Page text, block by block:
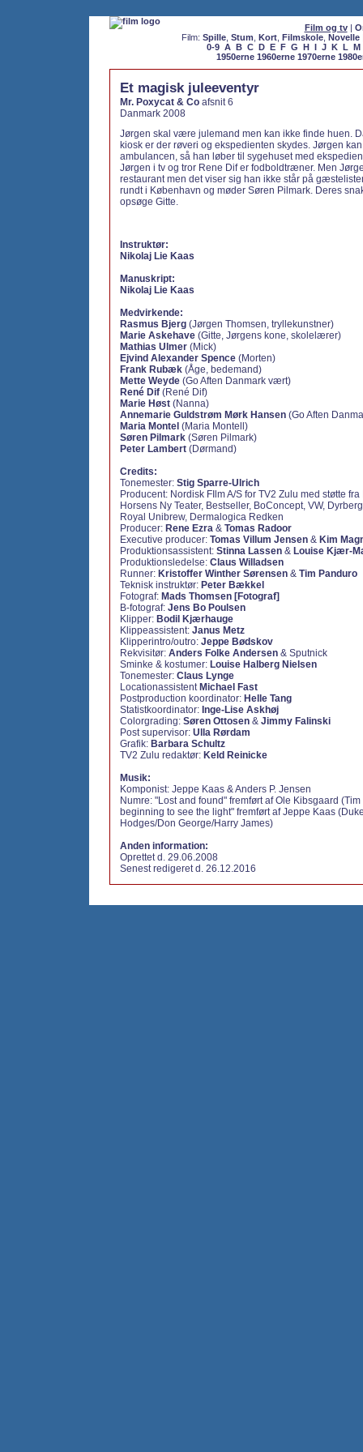
Film og tv|
Film: Spille, Stum Kort, Filmskole, Novelle
0-9 A B C D E F G H I J K L M
1950erne 1960erne 1970erne
Et magisk juleeventyr
Mr. Poxycat & Co afsnit 6
Danmark 2008
Jørgen skal være julemand men kan ikke finde huen.
kiosk er der røveri og ekspedienten skydes. Jørgen
ambulancen, så han løber til sygehuset med
Jørgen i tv og tror Rene Dif er fodboldtræner. Men
restaurant men det viser sig han ikke står på
rundt i København og møder Søren Pilmark. Deres
opsøge Gitte.
Instruktør:
Nikolaj Lie Kaas
Manuskript:
Nikolaj Lie Kaas
Medvirkende:
Rasmus Bjerg (Jørgen Thomsen, tryllekunstner)
Marie Askehave (Gitte, Jørgens kone, skolelærer)
Mathias Ulmer (Mick)
Ejvind Alexander Spence (Morten)
Frank Rubæk (Åge, bedemand)
Mette Weyde (Go Aften Danmark vært)
René Dif (René Dif)
Marie Høst (Nanna)
Annemarie Guldstrøm Mørk Hansen (Go Aften
Maria Montel (Maria Montell)
Søren Pilmark (Søren Pilmark)
Peter Lambert (Dørmand)
Credits:
Tonemester: Stig Sparre-Ulrich
Producent: Nordisk FIlm A/S for TV2 Zulu med støtte
Horsens Ny Teater, Bestseller, BoConcept, VW,
Royal Unibrew, Dermalogica Redken
Producer: Rene Ezra & Tomas Radoor
Executive producer: Tomas Villum Jensen & Kim
Produktionsassistent: Stinna Lassen & Louise Kjær-
Produktionsledelse: Claus Willadsen
Runner: Kristoffer Winther Sørensen & Tim Panduro
Teknisk instruktør: Peter Bækkel
Fotograf: Mads Thomsen [Fotograf]
B-fotograf: Jens Bo Poulsen
Klipper: Bodil Kjærhauge
Klippeassistent: Janus Metz
Klipperintro/outro: Jeppe Bødskov
Rekvisitør: Anders Folke Andersen & Sputnick
Sminke & kostumer: Louise Halberg Nielsen
Tonemester: Claus Lynge
Locationassistent Michael Fast
Postproduction koordinator: Helle Tang
Statistkoordinator: Inge-Lise Askhøj
Colorgrading: Søren Ottosen & Jimmy Falinski
Post supervisor: Ulla Rørdam
Grafik: Barbara Schultz
TV2 Zulu redaktør: Keld Reinicke
Musik:
Komponist: Jeppe Kaas &Anders P. Jensen
Numre: "Lost and found" fremført af Ole Kibsgaard
beginning to see the light" fremført af Jeppe Kaas
Hodges/Don George/Harry James)
Anden information:
Oprettet d. 29.06.2008
Senest redigeret d. 26.12.2016